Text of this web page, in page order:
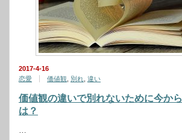
2017-4-16
恋愛
価値観 別れ 違い
価値観の違いで別れないために今か
は？
…